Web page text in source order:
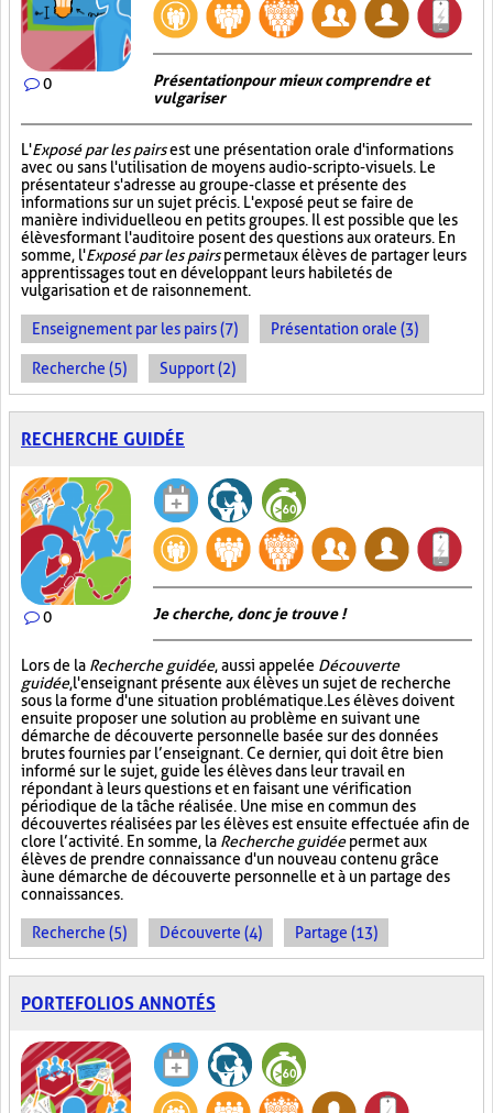
0
Présentation pour mieux comprendre et
vulgariser
L'Exposé par les pairsest une présentation orale d'informations
avec ou sans l'utilisation de moyens audio-scripto-visuels. Le
présentateur s'adresse au groupe-classe et présente des
informations sur un sujet précis. L'exposé peut se faire de
manière individuelle ou en petits groupes. Il est possible que les
élèves formant l'auditoire posent des questions aux orateurs. En
somme, l'Exposé par les pairspermet aux élèves de partager leurs
apprentissages tout en développant leurs habiletés de
vulgarisation et de raisonnement.
Enseignement par les pairs (7) Présentation orale (3)
Recherche (5) Support (2)
RECHERCHE GUIDÉE
0 Je cherche, donc je trouve !
Lors de la Recherche guidée, aussi appelée Découverte
guidée, l'enseignant présente aux élèves un sujet de recherche
sous la forme d'une situation problématique. Les élèves doivent
ensuite proposer une solution au problème en suivant une
démarche de découverte personnelle basée sur des données
brutes fournies par l’enseignant. Ce dernier, qui doit être bien
informé sur le sujet, guide les élèves dans leur travail en
répondant à leurs questions et en faisant une vérification
périodique de la tâche réalisée. Une mise en commun des
découvertes réalisées par les élèves est ensuite effectuée afin de
clore l’activité. En somme, la Recherche guidéepermet aux
élèves de prendre connaissance d'un nouveau contenu grâce
à une démarche de découverte personnelle et à un partage des
connaissances.
Recherche (5) Découverte (4) Partage (13)
PORTEFOLIOS ANNOTÉS